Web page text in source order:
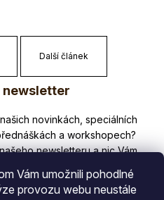
Vám umožnili pohodlné
provozu webu neustále
Další článek
newsletter
novinky či slevy!